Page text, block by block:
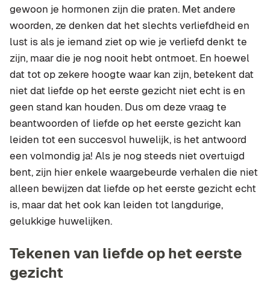
gewoon je hormonen zijn die praten. Met andere
woorden, ze denken dat het slechts verliefdheid en
lust is als je iemand ziet op wie je verliefd denkt te
zijn, maar die je nog nooit hebt ontmoet. En hoewel
dat tot op zekere hoogte waar kan zijn, betekent dat
niet dat liefde op het eerste gezicht niet echt is en
geen stand kan houden. Dus om deze vraag te
beantwoorden of liefde op het eerste gezicht kan
leiden tot een succesvol huwelijk, is het antwoord
een volmondig ja! Als je nog steeds niet overtuigd
bent, zijn hier enkele waargebeurde verhalen die niet
alleen bewijzen dat liefde op het eerste gezicht echt
is, maar dat het ook kan leiden tot langdurige,
gelukkige huwelijken.
Tekenen van liefde op het eerste
gezicht